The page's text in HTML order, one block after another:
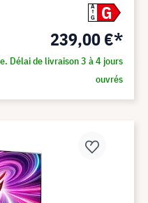
A
G
G
239,00 €*
Délai de livraison 3 à 4 jours
ouvrés